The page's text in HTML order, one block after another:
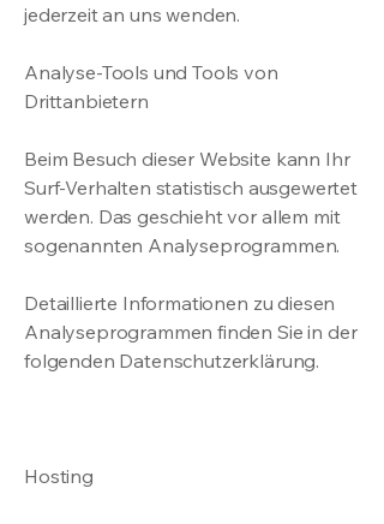
jederzeit an uns wenden.
Analyse-Tools und Tools von
Drittanbietern
Beim Besuch dieser Website kann Ihr
Surf-Verhalten statistisch ausgewertet
werden. Das geschieht vor allem mit
sogenannten Analyseprogrammen.
Detaillierte Informationen zu diesen
Analyseprogrammen finden Sie in der
folgenden Datenschutzerklärung.
Hosting